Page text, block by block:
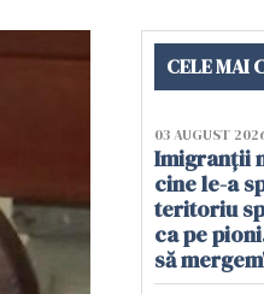
CELE MAI
03 AUGUST
Imigranții
cine le-a
teritoriu
ca pe
să